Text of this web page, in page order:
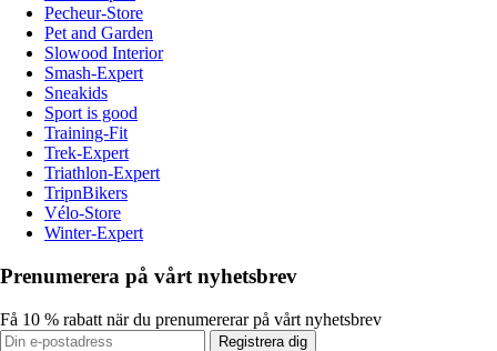
Pecheur-Store
Pet and Garden
Slowood Interior
Smash-Expert
Sneakids
Sport is good
Training-Fit
Trek-Expert
Triathlon-Expert
TripnBikers
Vélo-Store
Winter-Expert
Prenumerera på vårt nyhetsbrev
Få 10 % rabatt när du prenumererar på vårt nyhetsbrev
Registrera dig